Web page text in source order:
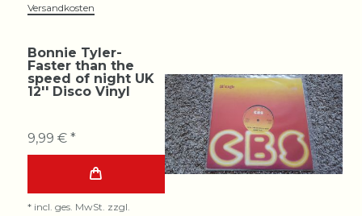
Versandkosten
Bonnie Tyler-
Faster than the
speed of night UK
12'' Disco Vinyl
9,99 € *
* incl. ges. MwSt. zzgl.